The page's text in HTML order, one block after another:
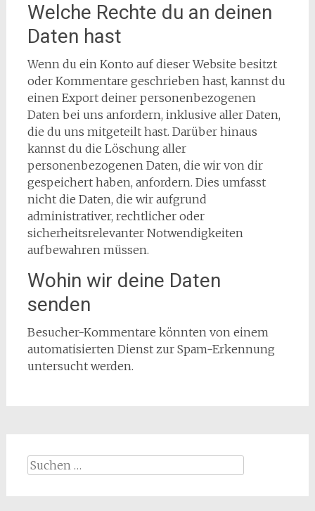
Welche Rechte du an deinen
Daten hast
Wenn du ein Konto auf dieser Website besitzt
oder Kommentare geschrieben hast, kannst du
einen Export deiner personenbezogenen
Daten bei uns anfordern, inklusive aller Daten,
die du uns mitgeteilt hast. Darüber hinaus
kannst du die Löschung aller
personenbezogenen Daten, die wir von dir
gespeichert haben, anfordern. Dies umfasst
nicht die Daten, die wir aufgrund
administrativer, rechtlicher oder
sicherheitsrelevanter Notwendigkeiten
aufbewahren müssen.
Wohin wir deine Daten
senden
Besucher-Kommentare könnten von einem
automatisierten Dienst zur Spam-Erkennung
untersucht werden.
Suchen